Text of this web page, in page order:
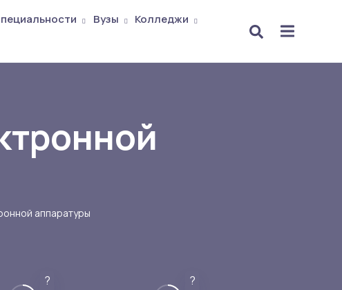
Вузы
Колледжи
аппаратуры
?
?